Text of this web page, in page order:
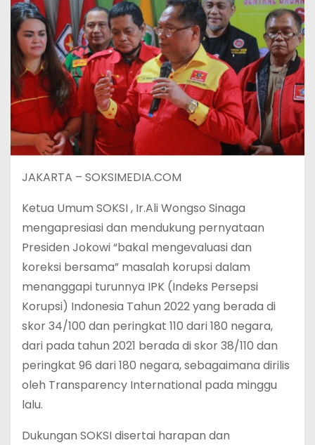
JAKARTA – SOKSIMEDIA.COM
Ketua Umum SOKSI , Ir.Ali Wongso Sinaga
mengapresiasi dan mendukung pernyataan
Presiden Jokowi “bakal mengevaluasi dan
koreksi bersama” masalah korupsi dalam
menanggapi turunnya IPK (Indeks Persepsi
Korupsi) Indonesia Tahun 2022 yang berada di
skor 34/100 dan peringkat 110 dari 180 negara,
dari pada tahun 2021 berada di skor 38/110 dan
peringkat 96 dari 180 negara, sebagaimana dirilis
oleh Transparency International pada minggu
lalu.
Dukungan SOKSI disertai harapan dan